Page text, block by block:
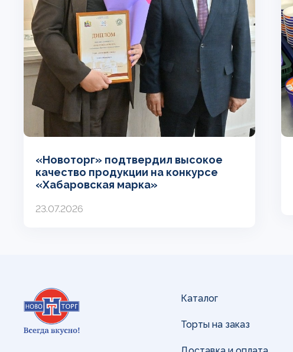
«Новоторг» подтвердил высокое
качество продукции на конкурсе
«Хабаровская марка»
23.07.2026
Каталог
Торты на заказ